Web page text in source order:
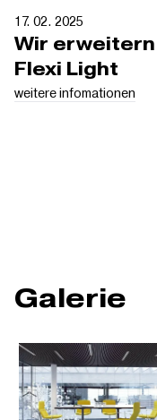
17. 02. 2025
Wir
Flexi Light
weitere infomationen
Galerie